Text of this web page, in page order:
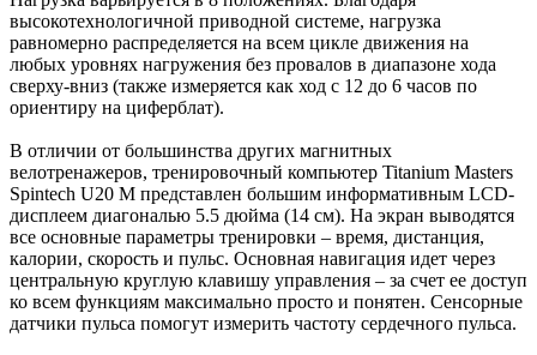
высокотехнологичной приводной системе, нагрузка
равномерно распределяется на всем цикле движения на
любых уровнях нагружения без провалов в диапазоне хода
сверху-вниз (также измеряется как ход с 12 до 6 часов по
ориентиру на циферблат).
В отличии от большинства других магнитных
велотренажеров, тренировочный компьютер Titanium Masters
Spintech U20 М представлен большим информативным LCD-
дисплеем диагональю 5.5 дюйма (14 см). На экран выводятся
все основные параметры тренировки – время, дистанция,
калории, скорость и пульс. Основная навигация идет через
центральную круглую клавишу управления – за счет ее доступ
ко всем функциям максимально просто и понятен. Сенсорные
датчики пульса помогут измерить частоту сердечного пульса.